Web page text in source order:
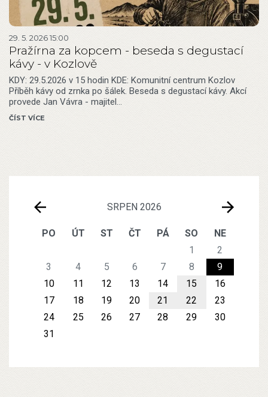
SRPEN 2026
PO ÚT ST ČT PÁ SO
NE
1
2
3
4 5 6 7 8
9
10
11 12 13 14 15
16
17
18 19 20 21 22
23
24
25 26 27 28 29
30
31
29. 5. 2026 15:00
Pražírna za kopcem - beseda s degustací
kávy - v Kozlově
KDY: 29.5.2026 v 15 hodin KDE: Komunitní centrum Kozlov
Příběh kávy od zrnka po šálek. Beseda s degustací kávy. Akcí
provede Jan Vávra - majitel…
ČÍST VÍCE